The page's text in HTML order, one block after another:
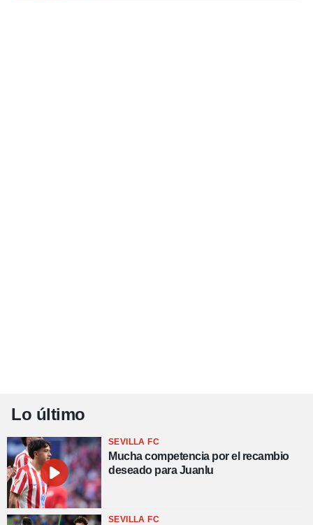
Lo último
SEVILLA FC
Mucha competencia por el recambio
deseado para Juanlu
SEVILLA FC